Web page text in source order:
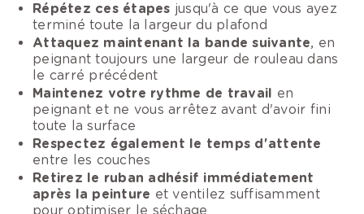
Répétez ces étapes jusqu'à ce que vous ayez
terminé toute la largeur du plafond
Attaquez maintenant la bande suivante, en
peignant toujours une largeur de rouleau dans
le carré précédent
Maintenez votre rythme de travail en
peignant et ne vous arrêtez avant d'avoir fini
toute la surface
Respectez également le temps d'attente
entre les couches
Retirez le ruban adhésif immédiatement
après la peinture et ventilez suffisamment
pour optimiser le séchage